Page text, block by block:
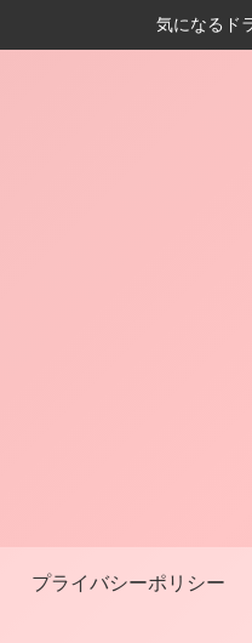
気になるド
プライバシーポリシー